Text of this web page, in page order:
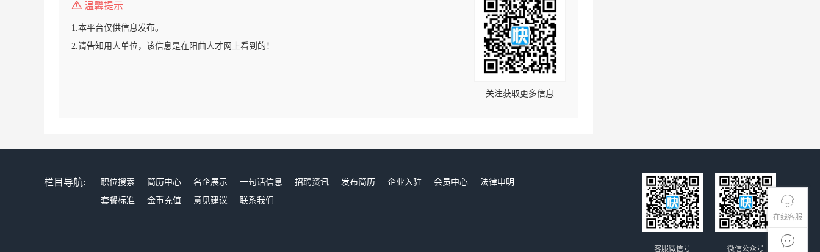
在线客服
温馨提示
1.本平台仅供信息发布。
2.请告知用人单位，该信息是在阳曲人才网上看到的！
关注获取更多信息
栏目导航: 职位搜索 简历中心 名企展示 一句话信息 招聘资讯 发布简历 企业入驻 会员中心
法律申明
套餐标准
金币充值 意见建议 联系我们
微信公众号
客服微信号